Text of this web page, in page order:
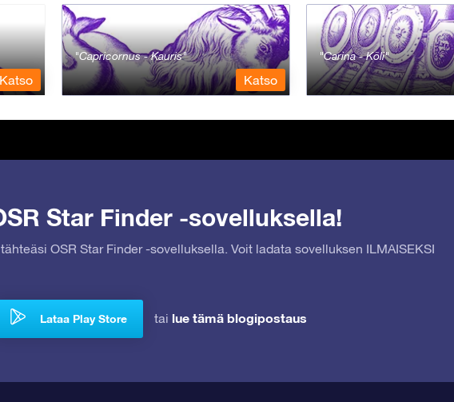
Katso
Capricornus - Kauris
Katso
Carina - Köli
Star Finder -sovelluksella!
OSR Star Finder -sovelluksella. Voit ladata sovelluksen ILMAISEKSI
Lataa Play Store tai lue tämä blogipostaus